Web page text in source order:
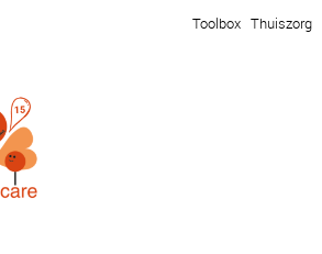
Toolbox Thuiszorg